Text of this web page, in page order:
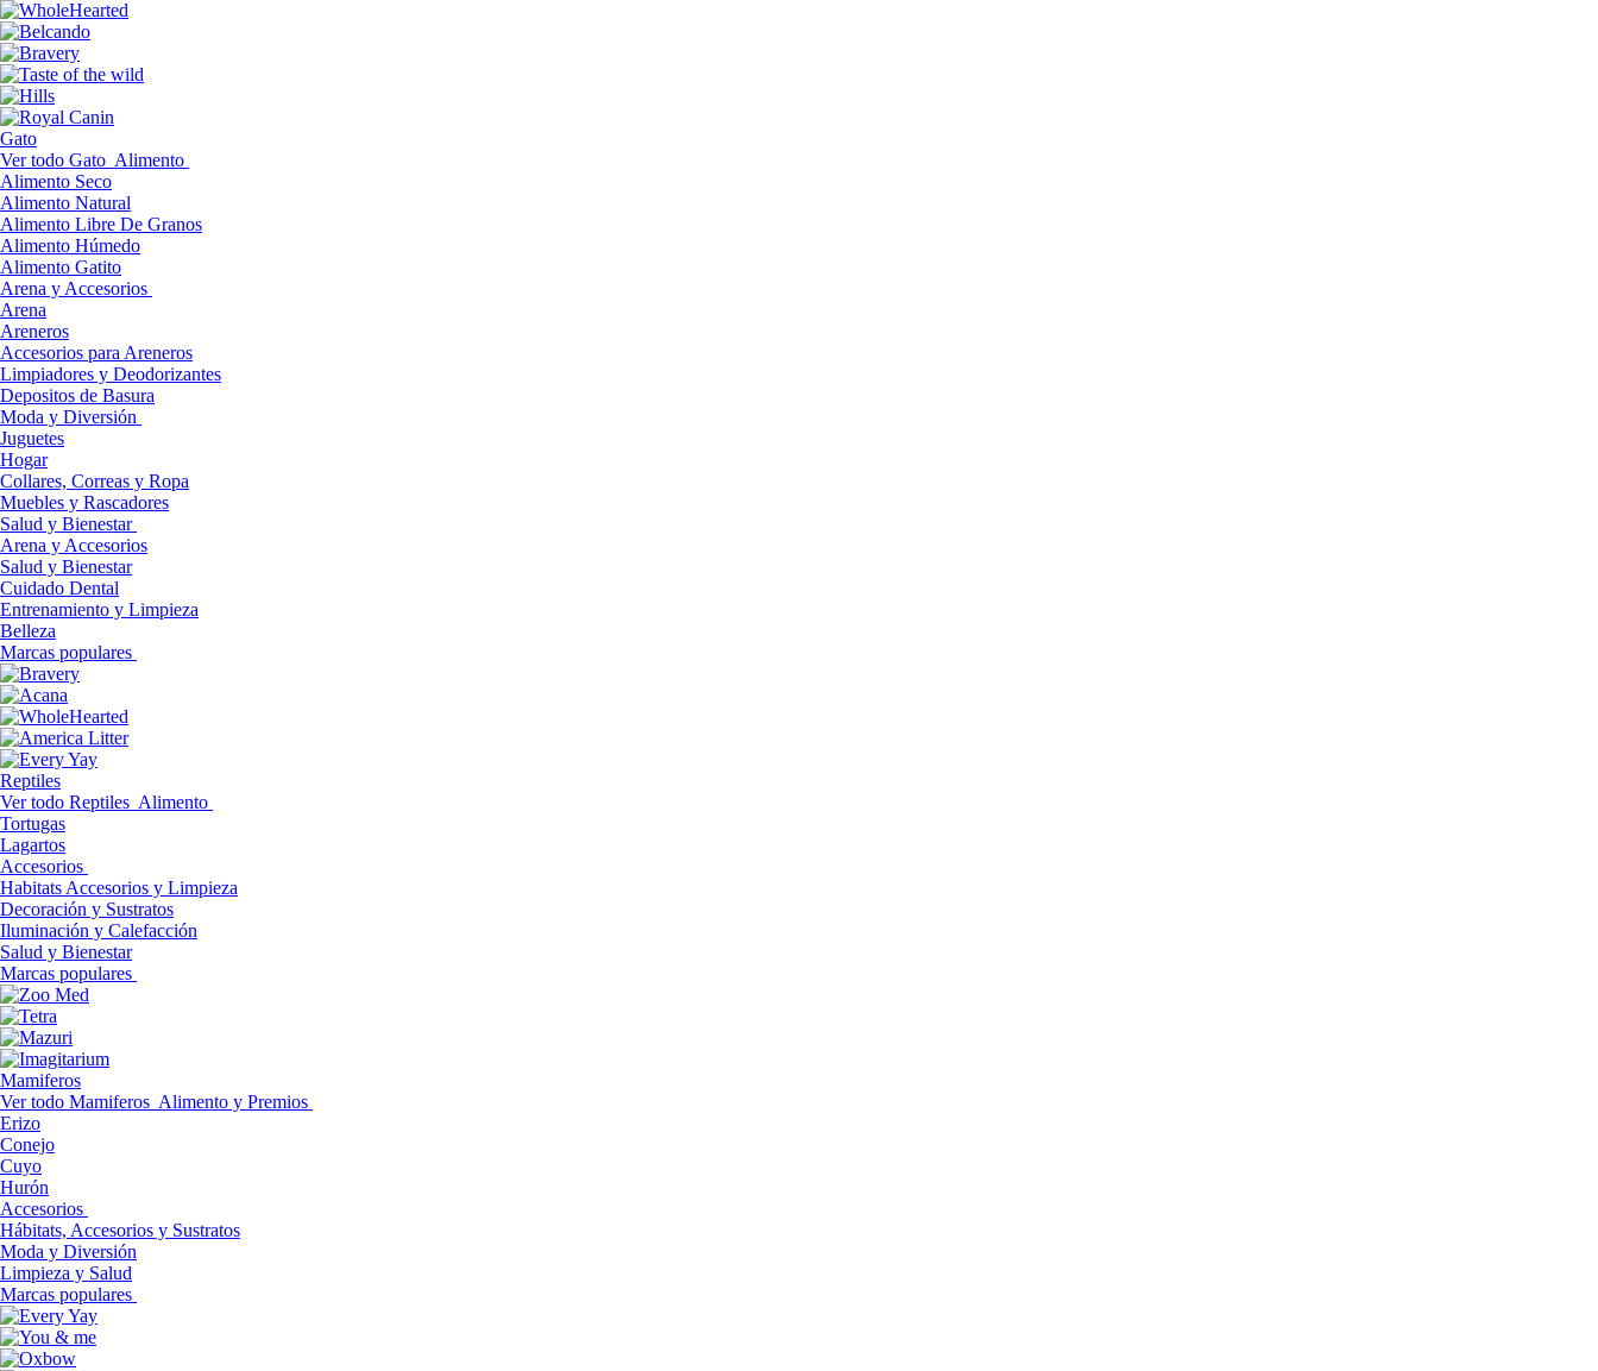
Gato
Ver todo Gato Alimento
Alimento Seco
Alimento Natural
Alimento Libre De Granos
Alimento Húmedo
Alimento Gatito
Arena y Accesorios
Arena
Areneros
Accesorios para Areneros
Limpiadores y Deodorizantes
Depositos de Basura
Moda y Diversión
Juguetes
Hogar
Collares, Correas y Ropa
Muebles y Rascadores
Salud y Bienestar
Arena y Accesorios
Salud y Bienestar
Cuidado Dental
Entrenamiento y Limpieza
Belleza
Marcas populares
Reptiles
Ver todo Reptiles Alimento
Tortugas
Lagartos
Accesorios
Habitats Accesorios y Limpieza
Decoración y Sustratos
Iluminación y Calefacción
Salud y Bienestar
Marcas populares
Mamiferos
Ver todo Mamiferos Alimento y Premios
Erizo
Conejo
Cuyo
Hurón
Accesorios
Hábitats, Accesorios y Sustratos
Moda y Diversión
Limpieza y Salud
Marcas populares